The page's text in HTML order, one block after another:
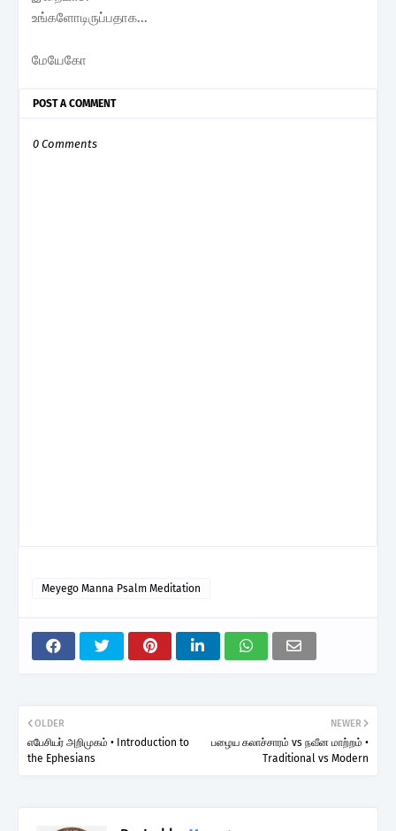
உங்களோடிருப்பதாக...
மேயேகோ
POST A COMMENT
0 Comments
Meyego Manna Psalm Meditation
NEWER
பழைய கலாச்சாரம் vs நவீன மாற்றம் •
Traditional vs Modern
OLDER
எபேசியர் அறிமுகம் • Introduction to
the Ephesians